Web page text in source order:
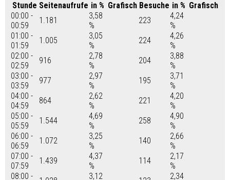
Stunde Seitenaufrufe in % Grafisch Besuche in % Grafisch
00:00 -
00:59
1.181
3,58
%
223
4,24
%
01:00 -
01:59
1.005
3,05
%
224
4,26
%
02:00 -
02:59
916
2,78
%
204
3,88
%
03:00 -
03:59
977
2,97
%
195
3,71
%
04:00 -
04:59
864
2,62
%
221
4,20
%
05:00 -
05:59
1.544
4,69
%
258
4,90
%
06:00 -
06:59
1.072
3,25
%
140
2,66
%
07:00 -
07:59
1.439
4,37
%
114
2,17
%
08:00 -
3,12
2,34